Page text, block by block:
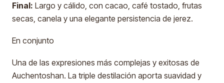
Final: Largo y cálido, con cacao, café tostado, frutas
secas, canela y una elegante persistencia de jerez.
En conjunto
Una de las expresiones más complejas y exitosas de
Auchentoshan. La triple destilación aporta suavidad y